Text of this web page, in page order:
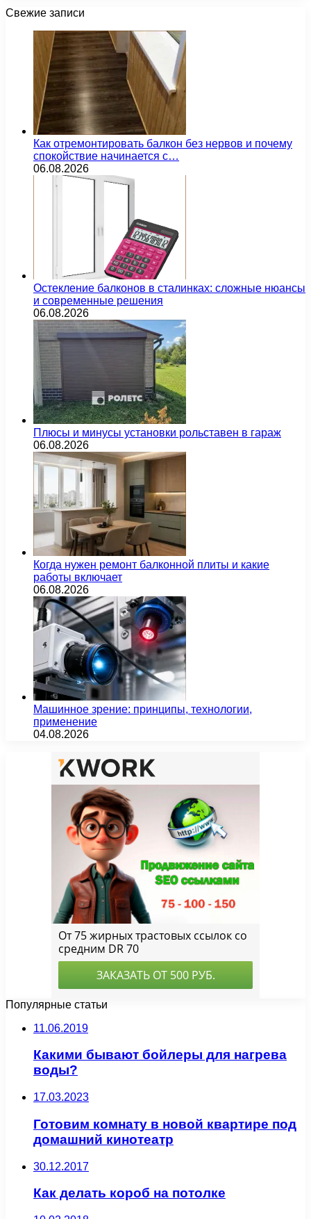
Свежие записи
Как отремонтировать балкон без нервов и почему
спокойствие начинается с…
06.08.2026
Остекление балконов в сталинках: сложные нюансы
и современные решения
06.08.2026
Плюсы и минусы установки рольставен в гараж
06.08.2026
Когда нужен ремонт балконной плиты и какие
работы включает
06.08.2026
Машинное зрение: принципы, технологии,
применение
04.08.2026
Популярные статьи
11.06.2019
Какими бывают бойлеры для нагрева
воды?
17.03.2023
Готовим комнату в новой квартире под
домашний кинотеатр
30.12.2017
Как делать короб на потолке